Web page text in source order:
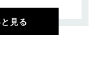
見る